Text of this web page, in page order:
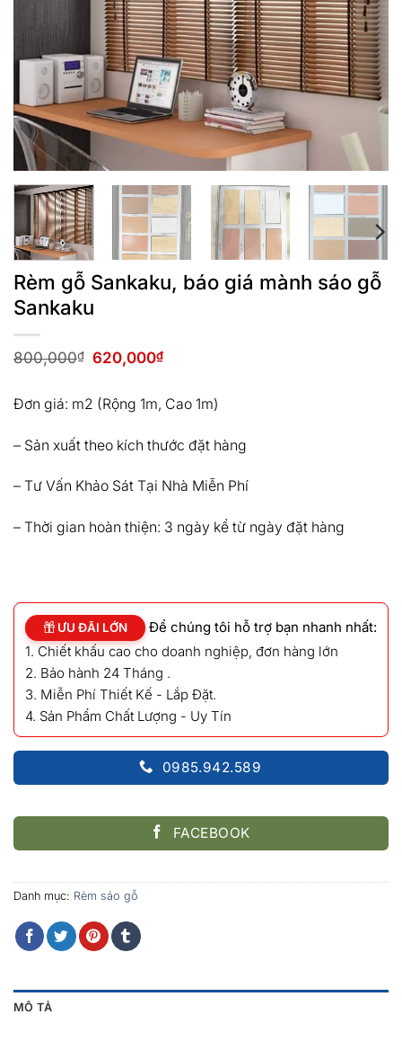
Rèm gỗ Sankaku, báo giá mành sáo gỗ
Sankaku
800,000₫ Giá
800,000₫.
620,000₫Giá
là:
Đơn giá: m2 (Rộng 1m, Cao 1m)
– Sản xuất theo kích thước đặt hàng
– Tư Vấn Khảo Sát Tại Nhà Miễn Phí
– Thời gian hoàn thiện: 3 ngày kể từ ngày đặt hàng
ƯU ĐÃI LỚN
Để chúng tôi hỗ trợ bạn nhanh nhất:
1. Chiết khấu cao cho doanh nghiệp, đơn hàng lớn
2. Bảo hành 24 Tháng .
3. Miễn Phí Thiết Kế - Lắp Đặt.
4. Sản Phẩm Chất Lượng - Uy Tín
0985.942.589
FACEBOOK
Danh mục: Rèm sáo gỗ
MÔ TẢ